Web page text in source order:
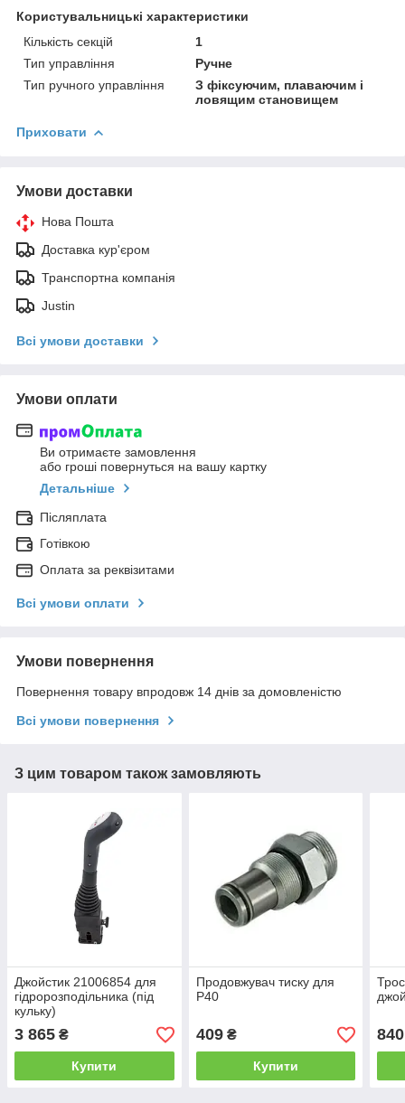
Користувальницькі характеристики
Кількість секцій
1
Тип управління
Ручне
Тип ручного управління
З фіксуючим, плаваючим і
ловящим становищем
Приховати
Умови доставки
Нова Пошта
Доставка кур'єром
Транспортна компанія
Justin
Всі умови доставки
Умови оплати
Ви отримаєте замовлення
або гроші повернуться на вашу картку
Детальніше
Післяплата
Готівкою
Оплата за реквізитами
Всі умови оплати
Умови повернення
Повернення товару впродовж 14 днів за домовленістю
Всі умови повернення
З цим товаром також замовляють
Джойстик 21006854 для
гідророзподільника (під
кульку)
3 865 ₴
Купити
Продовжувач тиску для
Р40
409₴
Купити
840